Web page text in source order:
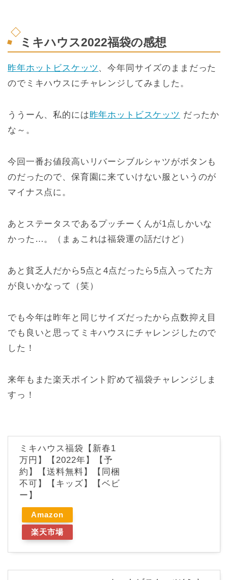
ミキハウス2022福袋の感想
昨年ホットビスケッツ 、今年同サイズのままだった
のでミキハウスにチャレンジしてみました。
ううーん、私的には昨年ホットビスケッツ だったか
な～。
今回一番お値段高いリバーシブルシャツがボタンも
のだったので、保育園に来ていけない服というのが
マイナス点に。
あとステータスであるプッチーくんが1点しかいな
かった…。（まぁこれは福袋運の話だけど）
あと貧乏人だから5点と4点だったら5点入ってた方
が良いかなって（笑）
でも今年は昨年と同じサイズだったから点数抑え目
でも良いと思ってミキハウスにチャレンジしたので
した！
来年もまた楽天ポイント貯めて福袋チャレンジしま
すっ！
ミキハウス福袋【新春1
万円】【2022年】【予
約】【送料無料】【同梱
不可】【キッズ】【ベビ
ー】
Amazon
楽天市場